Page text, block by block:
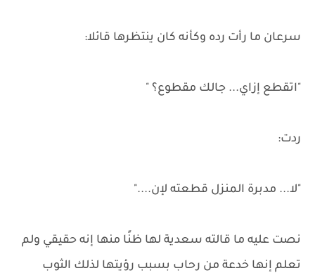
سرعان ما رأت رده وكأنه كان ينتظرها قائلا:
"اتقطع إزاي... جالك مقطوع؟ "
ردت:
"لا... مدبرة المنزل قطعته لإن...."
نصت عليه ما قالته سعدية لها ظنًا منها إنه حقيقي ولم
تعلم إنها خدعة من رحاب بسبب رؤيتها لذلك الثوب